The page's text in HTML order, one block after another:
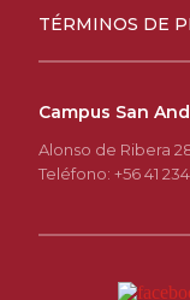
TÉRMINOS DE
Campus San
Alonso de Ribera
Teléfono: +56 41